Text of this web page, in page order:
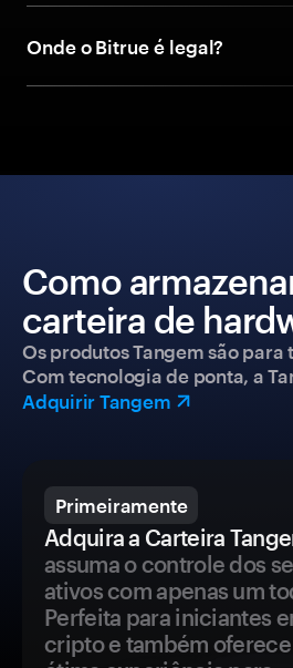
Onde o Bitrue é legal?
Como
carteira de
Os produtos Tangem são
Com tecnologia de ponta, a
Adquirir Tangem
Primeiramente
Adquira a Carteira
assuma o controle dos
ativos com apenas um
Perfeita para iniciantes
cripto e também